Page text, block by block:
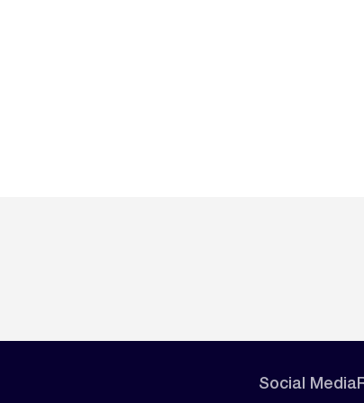
Social Media